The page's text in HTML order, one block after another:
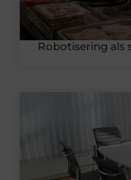
Robotisering als